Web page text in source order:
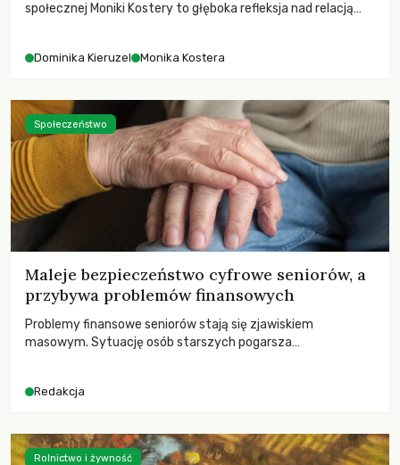
społecznej Moniki Kostery to głęboka refleksja nad relacją
Dominika Kieruzel Monika Kostera
Maleje bezpieczeństwo cyfrowe seniorów, a
przybywa problemów finansowych
Problemy finansowe seniorów stają się zjawiskiem
masowym. Sytuację osób starszych pogarsza
Redakcja
Społeczeństwo
Rolnictwo i żywność